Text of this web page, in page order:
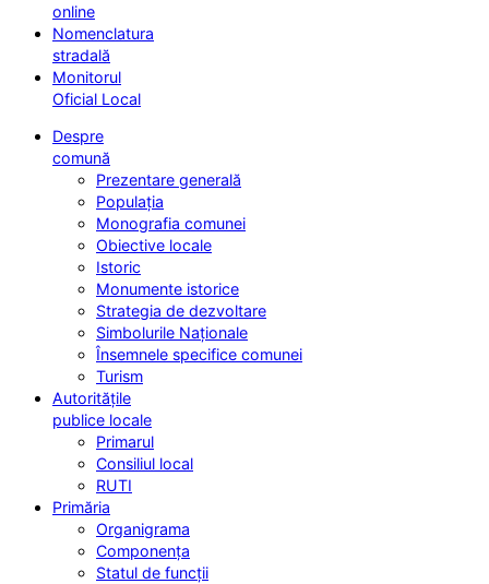
online
Nomenclatura
stradală
Monitorul
Oficial Local
Despre
comună
Prezentare generală
Populația
Monografia comunei
Obiective locale
Istoric
Monumente istorice
Strategia de dezvoltare
Simbolurile Naționale
Însemnele specifice comunei
Turism
Autoritățile
publice locale
Primarul
Consiliul local
RUTI
Primăria
Organigrama
Componența
Statul de funcții